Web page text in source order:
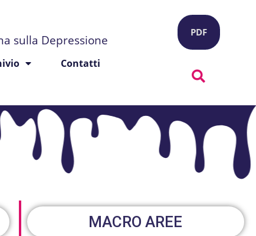
sulla Depressione
Contatti
PDF
MACRO AREE